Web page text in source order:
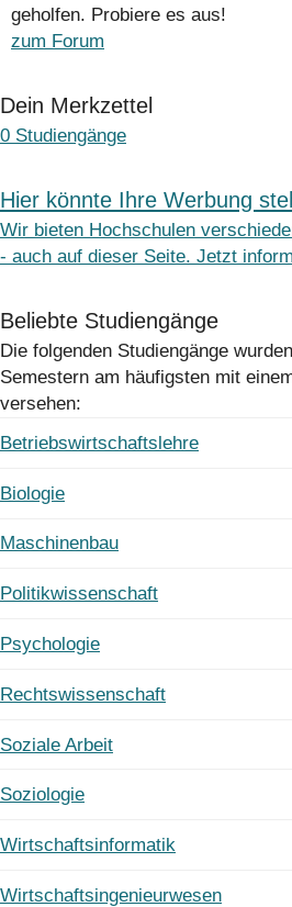
geholfen. Probiere es aus!
zum Forum
Dein Merkzettel
0 Studiengänge
Hier könnte Ihre Werbung
Wir bieten Hochschulen
- auch auf dieser Seite. Jetzt
Beliebte Studiengänge
Die folgenden Studiengänge
Semestern am häufigsten mit
versehen:
Betriebswirtschaftslehre
Biologie
Maschinenbau
Politikwissenschaft
Psychologie
Rechtswissenschaft
Soziale Arbeit
Soziologie
Wirtschaftsinformatik
Wirtschaftsingenieurwesen